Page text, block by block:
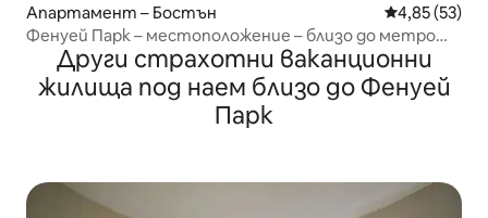
Апартамент – Бостън Средна
4,85 (53)
Фенуей Парк – местоположение – близо до метрото
Други страхотни ваканционни
жилища под наем близо до Фенуей
Парк